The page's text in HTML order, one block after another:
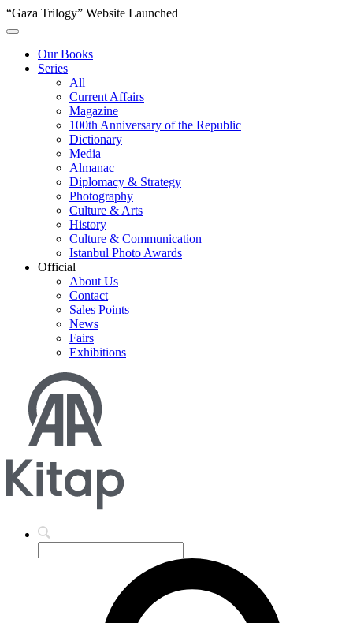
“Gaza Trilogy” Website Launched
Our Books
Series
All
Current Affairs
Magazine
100th Anniversary of the Republic
Dictionary
Media
Almanac
Diplomacy & Strategy
Photography
Culture & Arts
History
Culture & Communication
Istanbul Photo Awards
Official
About Us
Contact
Sales Points
News
Fairs
Exhibitions